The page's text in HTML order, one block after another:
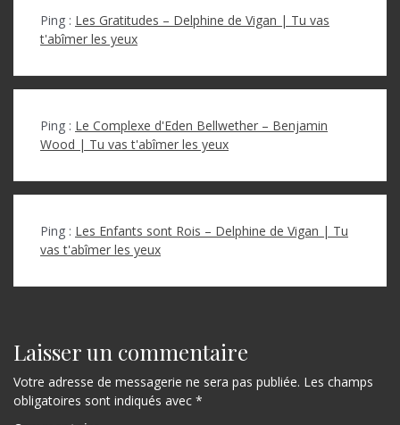
Ping : Les Gratitudes – Delphine de Vigan | Tu vas
t'abîmer les yeux
Ping : Le Complexe d'Eden Bellwether – Benjamin
Wood | Tu vas t'abîmer les yeux
Ping : Les Enfants sont Rois – Delphine de Vigan | Tu
vas t'abîmer les yeux
Laisser un commentaire
Votre adresse de messagerie ne sera pas publiée. Les champs
obligatoires sont indiqués avec *